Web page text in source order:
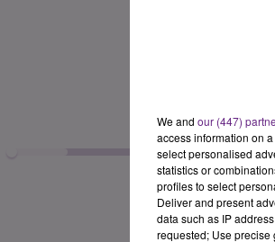
We and our (447)
access information on
select personalised
statistics or
profiles to select
Deliver and present
data such as IP
requested; Use precise